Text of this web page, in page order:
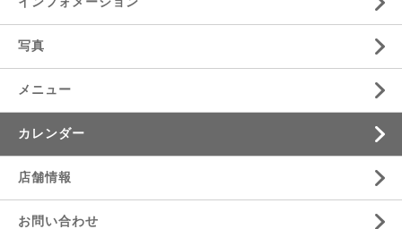
写真
メニュー
カレンダー
店舗情報
お問い合わせ